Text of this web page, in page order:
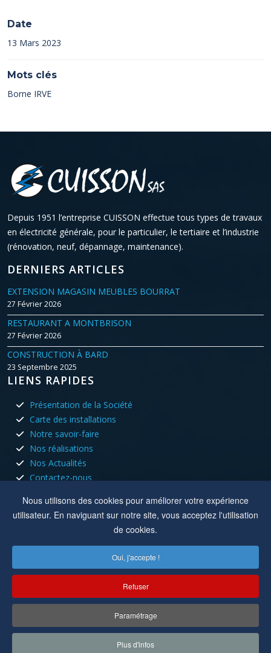
Nous utilisons des cookies pour améliorer votre expérience
utilisateur. En naviguant sur notre site, vous acceptez l'utilisation
de cookies.
Oui, j'accepte !
Refuser
Paramétrage
Plus d'infos
Date
13 Mars 2023
Mots clés
Borne IRVE
Depuis 1951 l’entreprise CUISSON effectue tous types de travaux
en électricité générale, pour le particulier, le tertiaire et l’industrie
(rénovation, neuf, dépannage, maintenance).
DERNIERS ARTICLES
EXTENSION MAGASIN MEUBLES BOURRAT
27 Février 2026
RESTAURANT A MONTBRISON
27 Février 2026
CONSTRUCTION À BARD
23 Septembre 2025
LIENS RAPIDES
Présentation de la Société
Carte des installations
Notre savoir-faire
Nos réalisations
Nos Actualités
Contactez-nous
HORAIRES D'OUVERTURE
Nous sommes ouvert tous les jours du lundi au vendredi aux
8h à 12h - 13h30 à 17h30
Mer, Ven :8h à 12h
8 rue du capitole 42110 Feurs
Cuisson Electricité